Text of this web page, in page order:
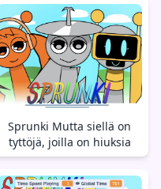
Sprunki Mutta siellä on
tyttöjä, joilla on hiuksia